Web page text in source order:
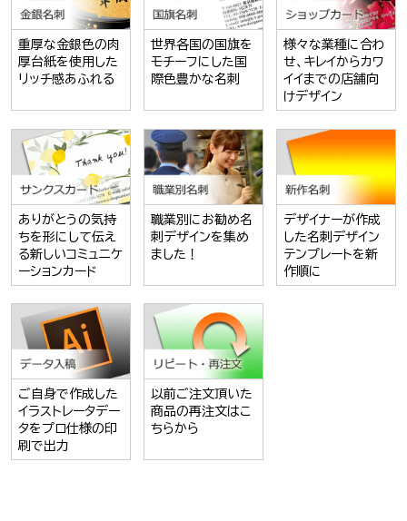
重厚な金銀色の肉
厚台紙を使用した
リッチ感あふれる
世界各国の国旗を
モチーフにした国
際色豊かな名刺
様々な業種に合わ
せ、キレイからカワ
イイまでの店舗向
けデザイン
ありがとうの気持
ちを形にして伝え
る新しいコミュニケ
ーションカード
職業別にお勧め名
刺デザインを集め
ました！
デザイナーが作成
した名刺デザイン
テンプレートを新
作順に
ご自身で作成した
イラストレータデー
タをプロ仕様の印
刷で出力
以前ご注文頂いた
商品の再注文はこ
ちらから